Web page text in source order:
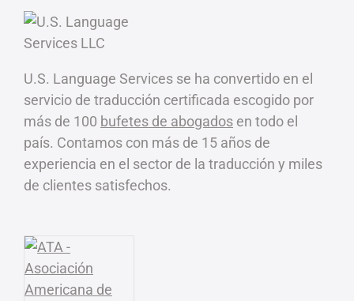
U.S. Language Services se ha convertido en el
servicio de traducción certificada escogido por
más de 100 bufetes de abogados en todo el
país. Contamos con más de 15 años de
experiencia en el sector de la traducción y miles
de clientes satisfechos.